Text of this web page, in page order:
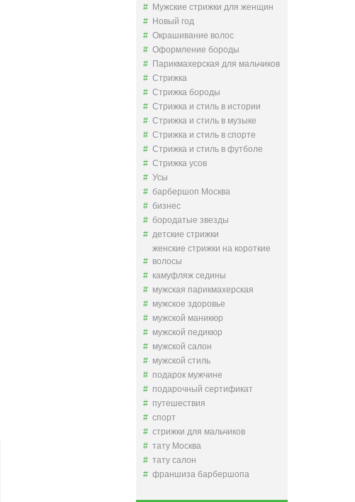
Мужские стрижки для женщин
Новый год
Окрашивание волос
Оформление бороды
Парикмахерская для мальчиков
Стрижка
Стрижка бороды
Стрижка и стиль в истории
Стрижка и стиль в музыке
Стрижка и стиль в спорте
Стрижка и стиль в футболе
Стрижка усов
Усы
барбершоп Москва
бизнес
бородатые звезды
детские стрижки
женские стрижки на короткие
волосы
камуфляж седины
мужская парикмахерская
мужское здоровье
мужской маникюр
мужской педикюр
мужской салон
мужской стиль
подарок мужчине
подарочный сертификат
путешествия
спорт
стрижки для мальчиков
тату Москва
тату салон
франшиза барбершопа